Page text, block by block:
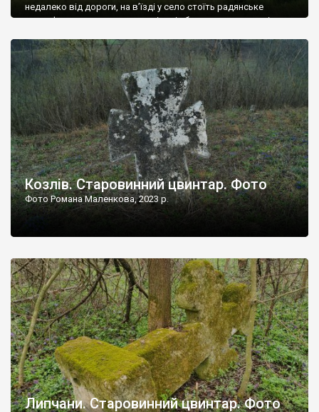
недалеко від дороги, на в’їзді у село стоїть радянське
рельєфне пано, яке показує жінку і яблуню, а трохи далі, десь
не видно, але видно дві стареньких колії у траві – […]
Козлів. Старовинний цвинтар. Фото
Фото Романа Маленкова, 2023 р.
Липчани. Старовинний цвинтар. Фото